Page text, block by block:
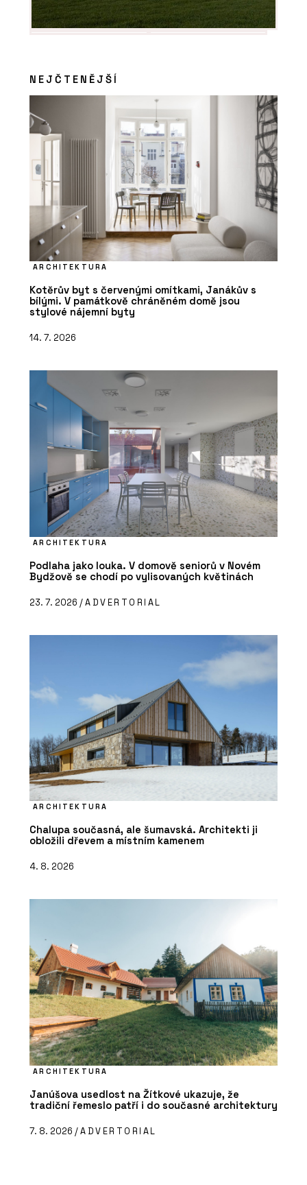
NEJČTENĚJŠÍ
ARCHITEKTURA
Kotěrův byt s červenými omítkami, Janákův s
bílými. V památkově chráněném domě jsou
stylové nájemní byty
14. 7. 2026
ARCHITEKTURA
Podlaha jako louka. V domově seniorů v Novém
Bydžově se chodí po vylisovaných květinách
23. 7. 2026 /ADVERTORIAL
ARCHITEKTURA
Chalupa současná, ale šumavská. Architekti ji
obložili dřevem a místním kamenem
4. 8. 2026
ARCHITEKTURA
Janúšova usedlost na Žítkové ukazuje, že
tradiční řemeslo patří i do současné architektury
7. 8. 2026 /ADVERTORIAL